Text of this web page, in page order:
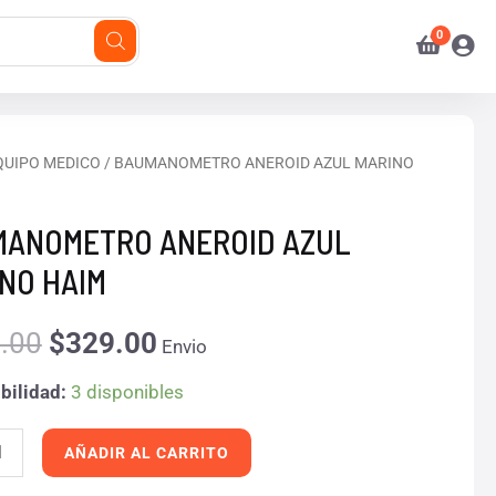
MEDICO / BAUMANOMETRO ANEROID AZUL MARINO
ANEROID AZUL
HAIM
El
precio
original
era:
$400.00.
$329.00
El
precio
es:
$329.00.
Envio
3 disponibles
AÑADIR AL CARRITO